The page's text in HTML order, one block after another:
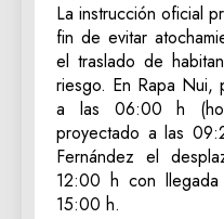
La instrucción oficial
fin de evitar
el traslado de
riesgo. En Rapa Nui,
a las 06:00 h
proyectado a las
Fernández el
12:00 h con
15:00 h.